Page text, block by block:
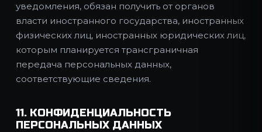
уведомления, обязан получить от органов
власти иностранного государства, иностранных
физических лиц, иностранных юридических лиц,
которым планируется трансграничная
передача персональных данных,
соответствующие сведения.
11. КОНФИДЕНЦИАЛЬНОСТЬ
ПЕРСОНАЛЬНЫХ ДАННЫХ